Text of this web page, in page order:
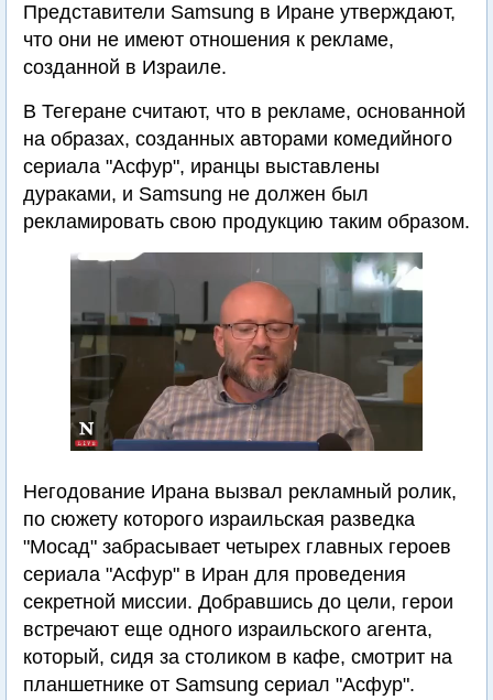
Представители Samsung в Иране утверждают,
что они не имеют отношения к рекламе,
созданной в Израиле.
В Тегеране считают, что в рекламе, основанной
на образах, созданных авторами комедийного
сериала "Асфур", иранцы выставлены
дураками, и Samsung не должен был
рекламировать свою продукцию таким образом.
Негодование Ирана вызвал рекламный ролик,
по сюжету которого израильская разведка
"Мосад" забрасывает четырех главных героев
сериала "Асфур" в Иран для проведения
секретной миссии. Добравшись до цели, герои
встречают еще одного израильского агента,
который, сидя за столиком в кафе, смотрит на
планшетнике от Samsung сериал "Асфур".